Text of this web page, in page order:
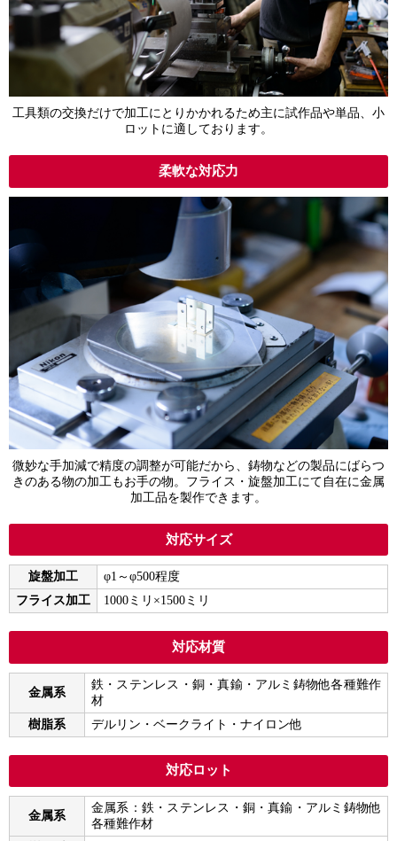
工具類の交換だけで加工にとりかかれるため主に試作品や単品、小
ロットに適しております。
柔軟な対応力
微妙な手加減で精度の調整が可能だから、鋳物などの製品にばらつ
きのある物の加工もお手の物。フライス・旋盤加工にて自在に金属
加工品を製作できます。
対応サイズ
旋盤加工
φ1～φ500程度
フライス加工
1000ミリ×1500ミリ
対応材質
金属系
鉄・ステンレス・銅・真鍮・アルミ鋳物他各種難作
材
樹脂系
デルリン・ベークライト・ナイロン他
対応ロット
金属系
金属系：鉄・ステンレス・銅・真鍮・アルミ鋳物他
各種難作材